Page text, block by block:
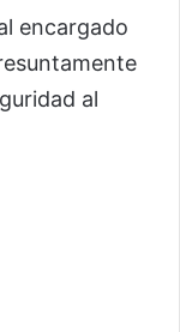
encargado
al